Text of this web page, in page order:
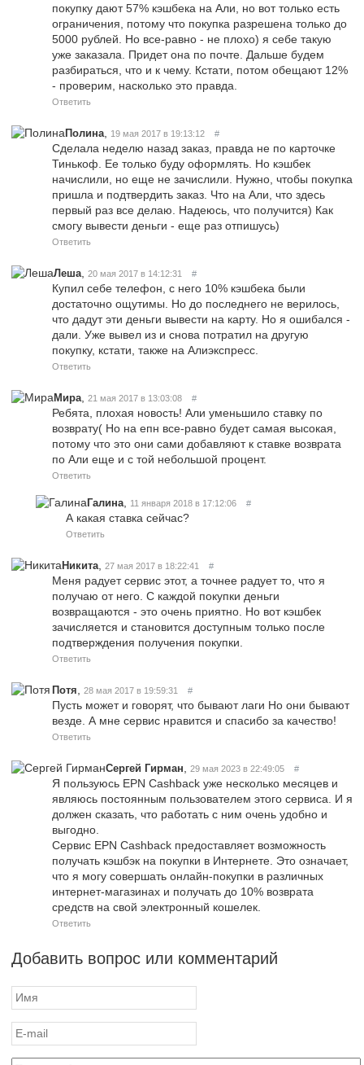
покупку дают 57% кэшбека на Али, но вот только есть
ограничения, потому что покупка разрешена только до
5000 рублей. Но все-равно - не плохо) я себе такую
уже заказала. Придет она по почте. Дальше будем
разбираться, что и к чему. Кстати, потом обещают 12%
- проверим, насколько это правда.
Ответить
Полина 19 мая 2017 в 19:13:12 #
Сделала неделю назад заказ, правда не по карточке
Тинькоф. Ее только буду оформлять. Но кэшбек
начислили, но еще не зачислили. Нужно, чтобы покупка
пришла и подтвердить заказ. Что на Али, что здесь
первый раз все делаю. Надеюсь, что получится) Как
смогу вывести деньги - еще раз отпишусь)
Ответить
Леша 20 мая 2017 в 14:12:31 #
Купил себе телефон, с него 10% кэшбека были
достаточно ощутимы. Но до последнего не верилось,
что дадут эти деньги вывести на карту. Но я ошибался -
дали. Уже вывел из и снова потратил на другую
покупку, кстати, также на Алиэкспресс.
Ответить
Мира 21 мая 2017 в 13:03:08 #
Ребята, плохая новость! Али уменьшило ставку по
возврату( Но на епн все-равно будет самая высокая,
потому что это они сами добавляют к ставке возврата
по Али еще и с той небольшой процент.
Ответить
Галина 11 января 2018 в 17:12:06 #
А какая ставка сейчас?
Ответить
Никита 27 мая 2017 в 18:22:41 #
Меня радует сервис этот, а точнее радует то, что я
получаю от него. С каждой покупки деньги
возвращаются - это очень приятно. Но вот кэшбек
зачисляется и становится доступным только после
подтверждения получения покупки.
Ответить
Потя 28 мая 2017 в 19:59:31 #
Пусть может и говорят, что бывают лаги Но они бывают
везде. А мне сервис нравится и спасибо за качество!
Ответить
Сергей Гирман 29 мая 2023 в 22:49:05 #
Я пользуюсь EPN Cashback уже несколько месяцев и
являюсь постоянным пользователем этого сервиса. И я
должен сказать, что работать с ним очень удобно и
выгодно.
Сервис EPN Cashback предоставляет возможность
получать кэшбэк на покупки в Интернете. Это означает,
что я могу совершать онлайн-покупки в различных
интернет-магазинах и получать до 10% возврата
средств на свой электронный кошелек.
Ответить
Добавить вопрос или комментарий